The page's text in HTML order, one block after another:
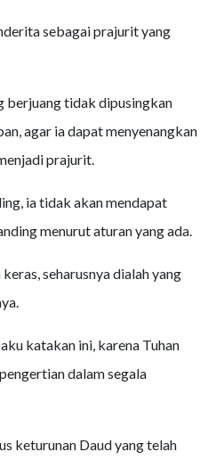
sebagai prajurit yang
berjuang tidak dipusingkan
agar ia dapat menyenangkan
prajurit.
ia tidak akan mendapat
menurut aturan yang ada.
seharusnya dialah yang
katakan ini, karena Tuhan
dalam segala
keturunan Daud yang telah